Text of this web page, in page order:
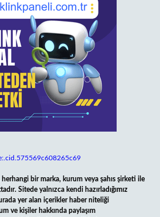
bir marka, kurum veya şahıs şirketi ile
Sitede yalnızca kendi hazırladığımız
yer alan içerikler haber niteliği
ve kişiler hakkında paylaşım